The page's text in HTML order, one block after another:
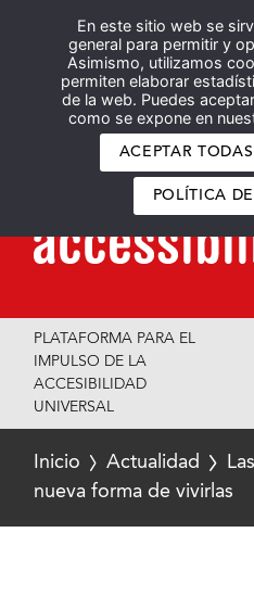
En este sitio web se
general para permitir y
Asimismo, utilizamos
permiten elaborar
de la web. Puedes
como se expone en
ACEPTAR
POLÍTICA
PLATAFORMA PARA EL
IMPULSO DE LA
ACCESIBILIDAD
UNIVERSAL
Inicio Actualidad
nueva forma de vivirlas